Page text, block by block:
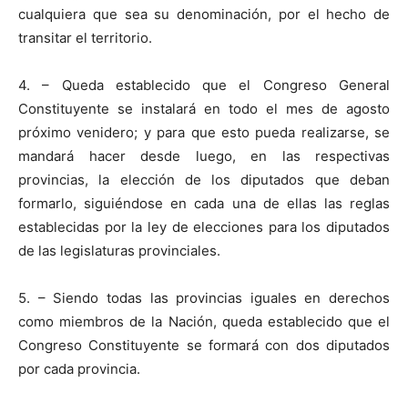
cualquiera que sea su denominación, por el hecho de
transitar el territorio.
4. – Queda establecido que el Congreso General
Constituyente se instalará en todo el mes de agosto
próximo venidero; y para que esto pueda realizarse, se
mandará hacer desde luego, en las respectivas
provincias, la elección de los diputados que deban
formarlo, siguiéndose en cada una de ellas las reglas
establecidas por la ley de elecciones para los diputados
de las legislaturas provinciales.
5. – Siendo todas las provincias iguales en derechos
como miembros de la Nación, queda establecido que el
Congreso Constituyente se formará con dos diputados
por cada provincia.